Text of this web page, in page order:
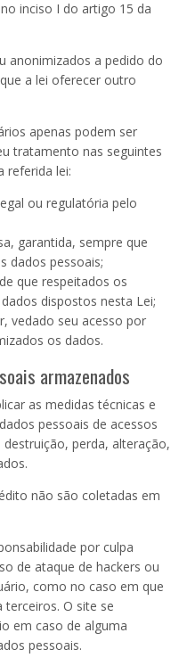
inciso I do artigo 15 da
anonimizados a pedido do
a lei oferecer outro
apenas podem ser
tratamento nas seguintes
referida lei:
ou regulatória pelo
garantida, sempre que
dados pessoais;
que respeitados os
dispostos nesta Lei;
vedado seu acesso por
os dados.
armazenados
as medidas técnicas e
pessoais de acessos
perda, alteração,
não são coletadas em
por culpa
de ataque de hackers ou
como no caso em que
O site se
em caso de alguma
pessoais.